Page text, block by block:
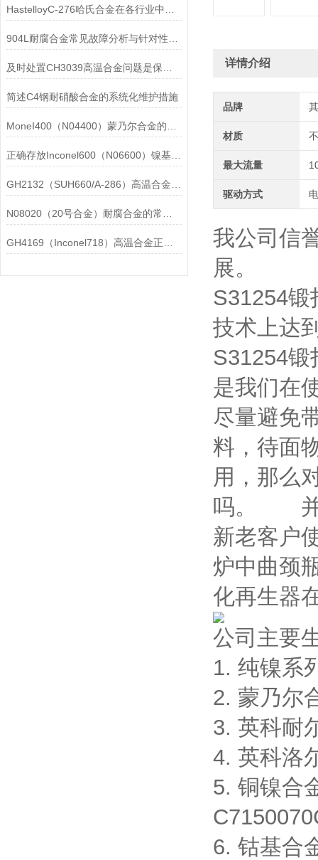
简述C4钢耐硝酸合金的系统化维护措施
正确存放Inconel600（N06600）镍基合金的重要性介绍
详情介绍
品牌
材质
最大流量
驱动方式
我公司信
展。
S31254
技术上达
S31254
是我们在
尽量避免
料，待面
用，那么
吗。 并
新老客户
炉中曲颈
化再生器
公司主要
1. 纯镍系
2. 蒙乃尔
3. 英科耐
4. 英科洛
5. 铜镍合
6. 钴基合